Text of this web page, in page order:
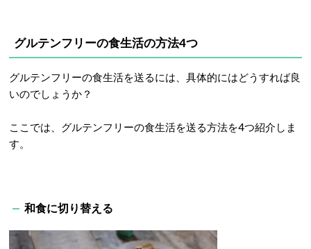
グルテンフリーの食生活の方法4つ
グルテンフリーの食生活を送るには、具体的にはどうすれば良
いのでしょうか？
ここでは、グルテンフリーの食生活を送る方法を4つ紹介しま
す。
和食に切り替える